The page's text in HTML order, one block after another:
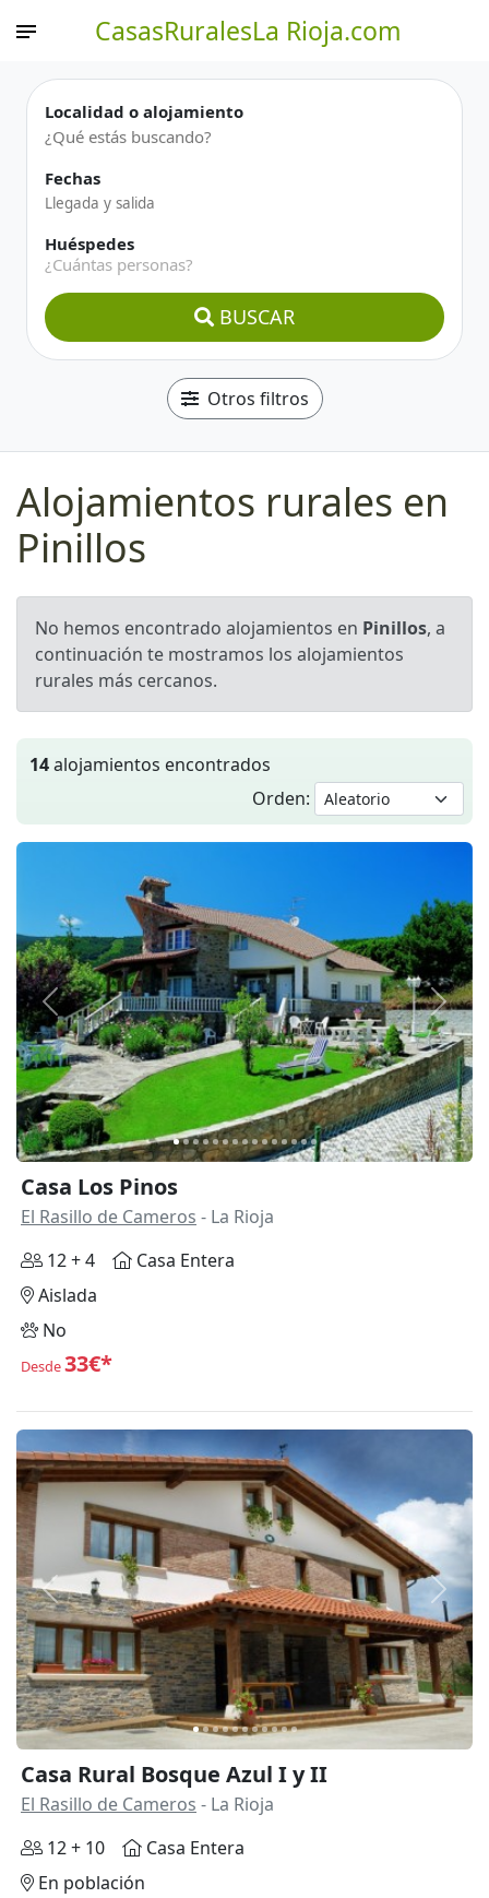
CasasRuralesLa Rioja.com
Localidad o alojamiento
Fechas
Huéspedes
¿Cuántas personas?
BUSCAR
Otros filtros
Alojamientos rurales en
Pinillos
No hemos encontrado alojamientos en Pinillos, a
continuación te mostramos los alojamientos
rurales más cercanos.
14alojamientos encontrados
Orden:
Anterior
Casa Los Pinos
El Rasillo de Cameros - La Rioja
12 + 4
Casa Entera
Aislada
No
Desde33€*
Anterior
Casa Rural Bosque Azul I y II
El Rasillo de Cameros - La Rioja
12 + 10
Casa Entera
En población